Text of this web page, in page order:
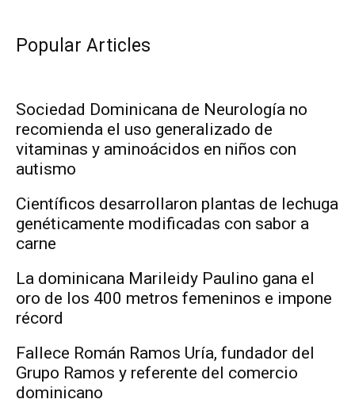
Popular Articles
Sociedad Dominicana de Neurología no
recomienda el uso generalizado de
vitaminas y aminoácidos en niños con
autismo
Científicos desarrollaron plantas de lechuga
genéticamente modificadas con sabor a
carne
La dominicana Marileidy Paulino gana el
oro de los 400 metros femeninos e impone
récord
Fallece Román Ramos Uría, fundador del
Grupo Ramos y referente del comercio
dominicano